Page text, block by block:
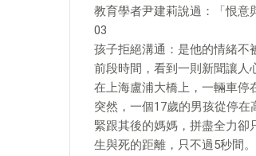
教育學者尹建莉說過：「恨意
03
孩子拒絕溝通：是他的情緒不
前段時間，看到一則新聞讓人
在上海盧浦大橋上，一輛車停
突然，一個17歲的男孩從停在
緊跟其後的媽媽，拼盡全力卻
生與死的距離，只不過5秒間。